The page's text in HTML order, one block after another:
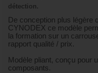
détection.
De conception plus légère
CYNODEX ce modèle
la formation sur un
rapport qualité / prix.
Modèle pliant, conçu pour
composants.